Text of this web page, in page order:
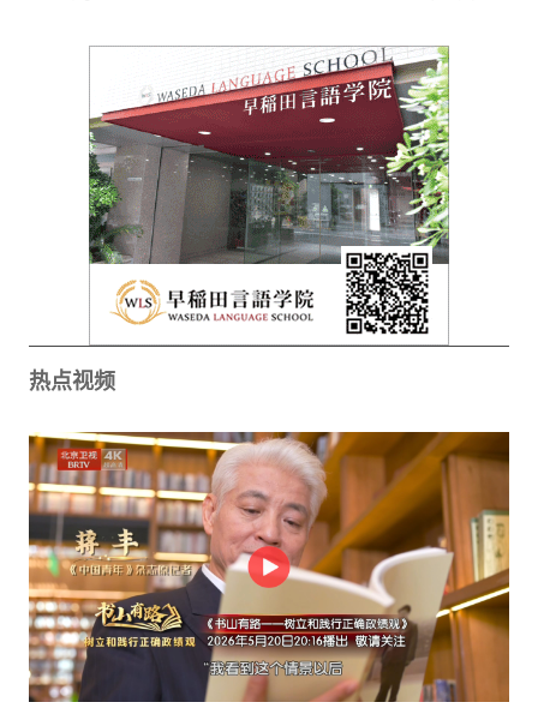
热点视频